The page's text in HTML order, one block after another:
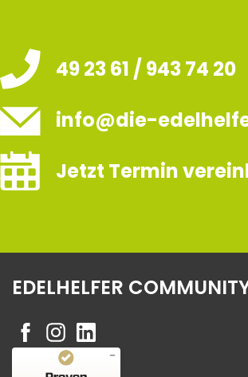
49 23 61 / 943 74 20
info@die-
Jetzt Termin
EDELHELFER